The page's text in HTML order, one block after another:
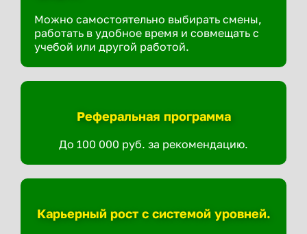
Можно самостоятельно выбирать смены,
работать в удобное время и совмещать с
учебой или другой работой.
Реферальная программа
До 100 000 руб. за рекомендацию.
Карьерный рост с системой уровней.